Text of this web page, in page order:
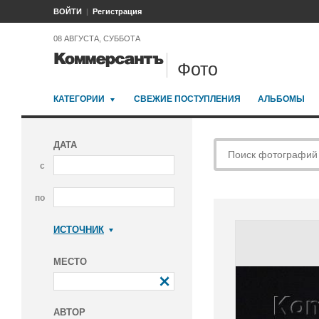
ВОЙТИ Регистрация
08 АВГУСТА, СУББОТА
Фото
КАТЕГОРИИ СВЕЖИЕ ПОСТУПЛЕНИЯ АЛЬБОМЫ
ДАТА
с
по
ИСТОЧНИК
МЕСТО
АВТОР